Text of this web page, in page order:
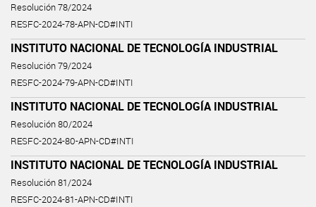
Resolución 78/2024
RESFC-2024-78-APN-CD#INTI
INSTITUTO NACIONAL DE TECNOLOGÍA INDUSTRIAL
Resolución 79/2024
RESFC-2024-79-APN-CD#INTI
INSTITUTO NACIONAL DE TECNOLOGÍA INDUSTRIAL
Resolución 80/2024
RESFC-2024-80-APN-CD#INTI
INSTITUTO NACIONAL DE TECNOLOGÍA INDUSTRIAL
Resolución 81/2024
RESFC-2024-81-APN-CD#INTI